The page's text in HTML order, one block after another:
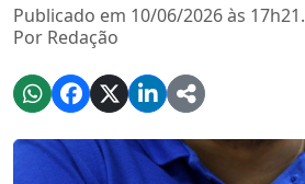
Publicado em 10/06/2026 às 17h21.
Por Redação